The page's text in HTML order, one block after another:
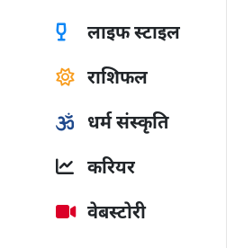
लाइफ स्टाइल
राशिफल
धर्म संस्कृति
करियर
वेबस्टोरी